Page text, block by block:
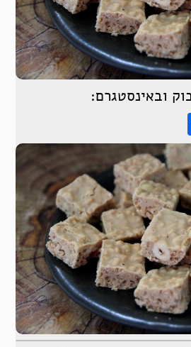
ובאינסטגרם: